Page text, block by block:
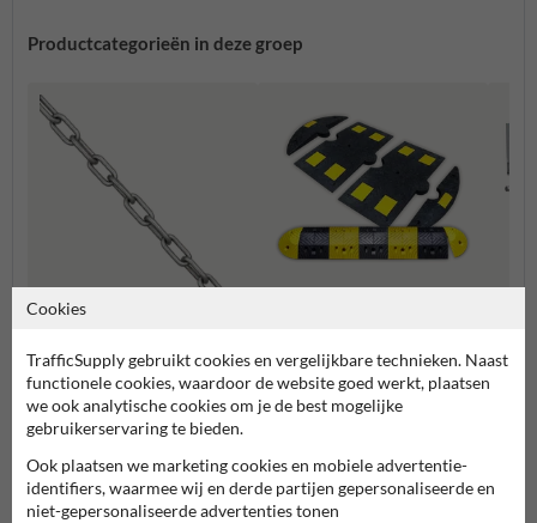
Productcategorieën in deze groep
Afzetketting
Cookies
TrafficSupply gebruikt cookies en vergelijkbare technieken. Naast
functionele cookies, waardoor de website goed werkt, plaatsen
we ook analytische cookies om je de best mogelijke
gebruikerservaring te bieden.
Ook plaatsen we marketing cookies en mobiele advertentie-
identifiers, waarmee wij en derde partijen gepersonaliseerde en
niet-gepersonaliseerde advertenties tonen